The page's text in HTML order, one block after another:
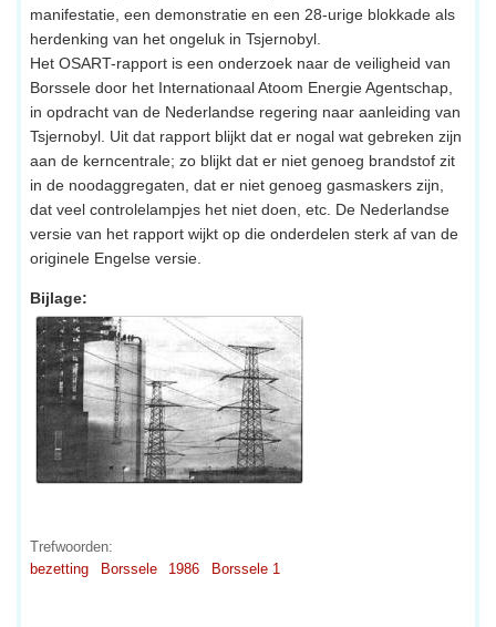
manifestatie, een demonstratie en een 28-urige blokkade als
herdenking van het ongeluk in Tsjernobyl.
Het OSART-rapport is een onderzoek naar de veiligheid van
Borssele door het Internationaal Atoom Energie Agentschap,
in opdracht van de Nederlandse regering naar aanleiding van
Tsjernobyl. Uit dat rapport blijkt dat er nogal wat gebreken zijn
aan de kerncentrale; zo blijkt dat er niet genoeg brandstof zit
in de noodaggregaten, dat er niet genoeg gasmaskers zijn,
dat veel controlelampjes het niet doen, etc. De Nederlandse
versie van het rapport wijkt op die onderdelen sterk af van de
originele Engelse versie.
Bijlage:
Trefwoorden:
bezetting
Borssele 1986 Borssele 1